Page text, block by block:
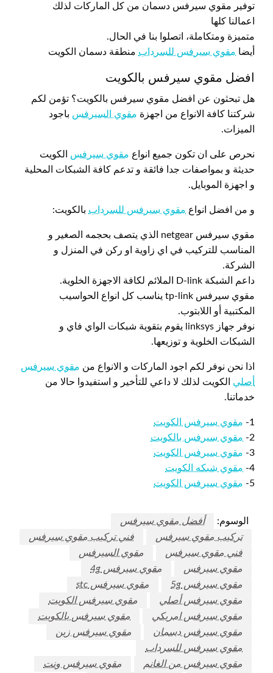
توفير مقوي سيرفس دسمان من كل الماركات لذلك
اعمالنا كلها
متميزة ومتكاملة، اتصلوا بنا في الحال.
أيضا مقوي سيرفس للسرداب منطقة دسمان الكويت
افضل مقوي سيرفس بالكويت
هل تبحثون عن افضل مقوي سيرفس بالكويت؟ تؤمن لكم
شركتنا كافة الانواع من اجهزة مقوي السيرفس باجود
الميزات.
نحرص على ان تكون جميع انواع مقوي سيرفس الكويت
حديثة و بمواصفات جدا فائقة و تدعم كافة الشبكات المحلية
و اجهزة الموبايل.
و من افضل انواع مقوي سيرفس للسرداب بالكويت:
مقوي سيرفس netgear الذي يتصف بحجمه الصغير و
المناسب للتركيب في اي زاوية او ركن في المنزل و
الشركة.
داعم الشبكة D-link الملائم لكافة الاجهزة الخلوية.
مقوي سيرفس tp-link يناسب كل انواع الحواسيب
المكتبية أو اللابتوب.
نوفر جهاز linksys يقوم بتقوية شبكات الواي فاي و
الشبكات الخلوية و توزيعها.
اذا نحن نوفر لكم اجود الماركات و الانواع من مقوي سيرفس
أصلي الكويت لذلك لا داعي للتأخير و استفيدوا حالا من
خدماتنا.
1-
مقوي سيرفس الكويت
2-
مقوي سيرفس بالكويت
3-
مقوي سيرفس الكويت
4-
مقوي شبكه الكويت
5-
مقوي سيرفس الكويت
الوسوم:
أفضل مقوي سيرفس
تركيب مقوي سيرفس
فني تركيب مقوي سيرفس
فني مقوي سيرفس
مقوي السيرفس
مقوي سيرفس
مقوي سيرفس 4g
مقوي سيرفس 5g
مقوي سيرفس stc
مقوي سيرفس أصلي
مقوي سيرفس الكويت
مقوي سيرفس امريكي
مقوي سيرفس بالكويت
مقوي سيرفس دسمان
مقوي سيرفس زين
مقوي سيرفس للسرداب
مقوي سيرفس من الغانم
مقوي سيرفس ونت